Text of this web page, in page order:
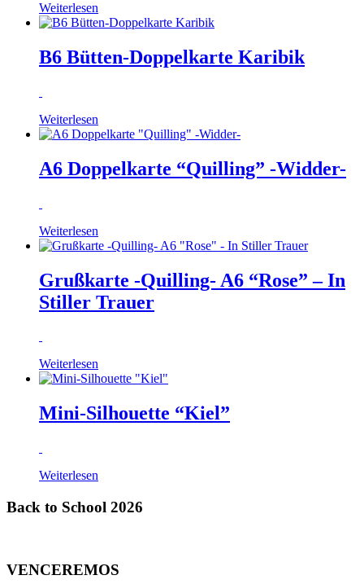
Weiterlesen
B6 Bütten-Doppelkarte Karibik
Weiterlesen
A6 Doppelkarte “Quilling” -Widder-
Weiterlesen
Grußkarte -Quilling- A6 “Rose” – In
Stiller Trauer
Weiterlesen
Mini-Silhouette “Kiel”
Weiterlesen
Back to School 2026
VENCEREMOS